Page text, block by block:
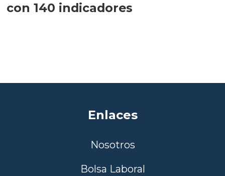
con 140 indicadores
Enlaces
Nosotros
Bolsa Laboral